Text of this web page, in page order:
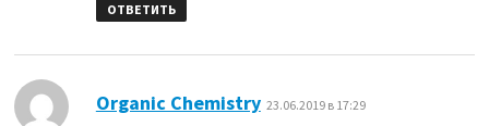
ОТВЕТИТЬ
Organic Chemistry: 23.06.2019 в 17:29